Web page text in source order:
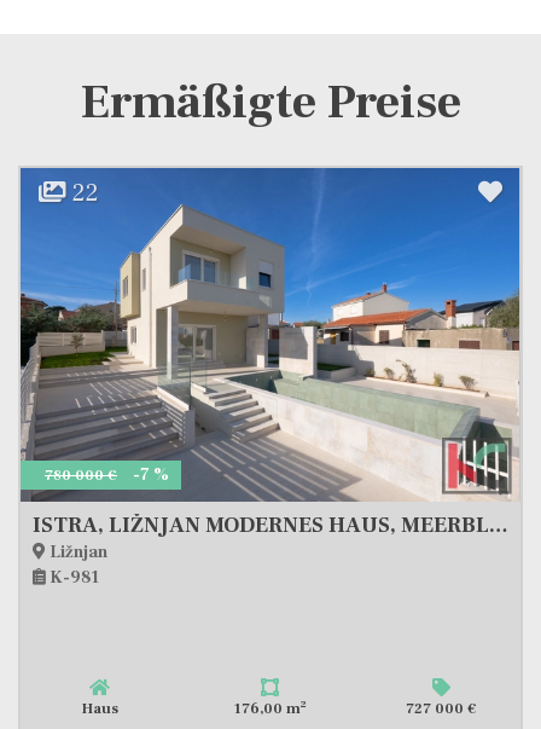
Ermäßigte Preise
22
780 000 € -7 %
ISTRA, LIŽNJAN MODERNES HAUS, MEERBLICK, #VERKAUF
Ližnjan
K-981
Haus 176,00 m2 727 000 €